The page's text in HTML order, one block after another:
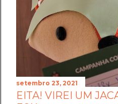
setembro 23, 2021
EITA! VIREI UM